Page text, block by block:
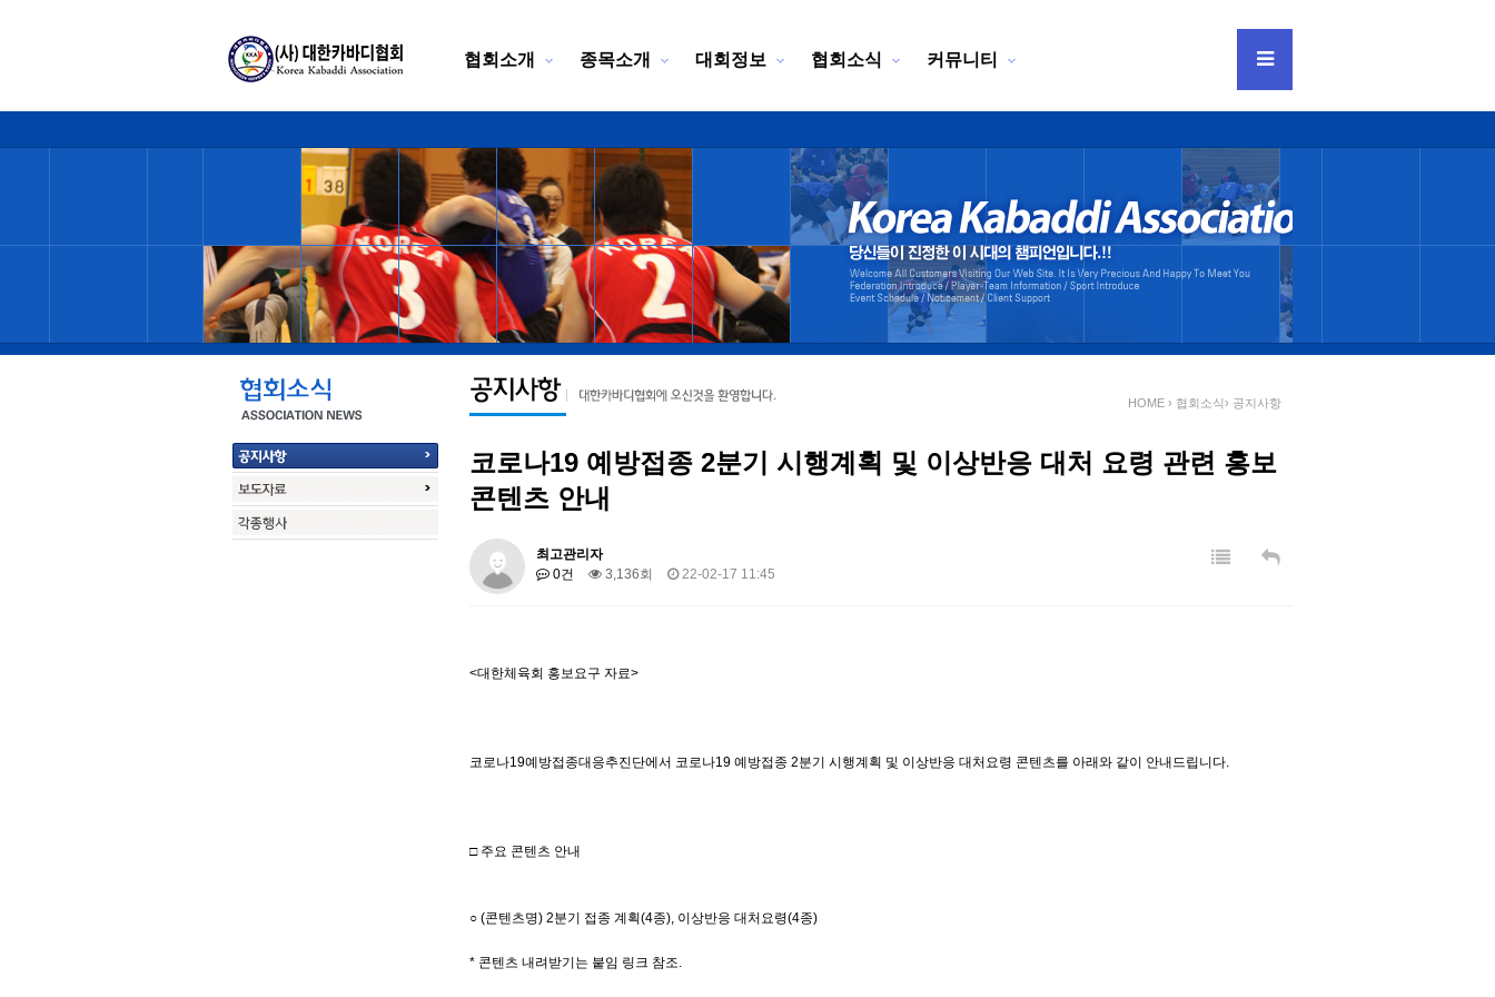
협회소개 종목소개 대회정보 협회소식 커뮤니티
HOME › 협회소식› 공지사항
코로나19 예방접종 2분기 시행계획 및 이상반응 대처 요령 관련 홍보
콘텐츠 안내
최고관리자
0건
3,136회 22-02-17 11:45
<대한체육회 홍보요구 자료>
코로나19예방접종대응추진단에서 코로나19 예방접종 2분기 시행계획 및 이상반응 대처요령 콘텐츠를 아래와 같이 안내드립니다.
□ 주요 콘텐츠 안내
○ (콘텐츠명) 2분기 접종 계획(4종), 이상반응 대처요령(4종)
* 콘텐츠 내려받기는 붙임 링크 참조.